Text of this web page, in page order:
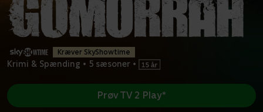
Kræver SkyShowtime
Krimi & Spænding • 5 sæsoner •
Prøv TV 2 Play*